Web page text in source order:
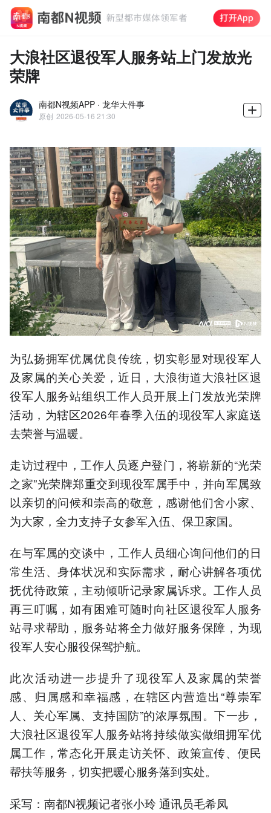
大浪社区退役军人服务站上门发放光
荣牌
南都N视频APP · 龙华大件事
原创 2026-05-16 21:30
为弘扬拥军优属优良传统，切实彰显对现役军人
及家属的关心关爱，近日，大浪街道大浪社区退
役军人服务站组织工作人员开展上门发放光荣牌
活动，为辖区2026年春季入伍的现役军人家庭送
去荣誉与温暖。
走访过程中，工作人员逐户登门，将崭新的“光荣
之家”光荣牌郑重交到现役军属手中，并向军属致
以亲切的问候和崇高的敬意，感谢他们舍小家、
为大家，全力支持子女参军入伍、保卫家国。
在与军属的交谈中，工作人员细心询问他们的日
常生活、身体状况和实际需求，耐心讲解各项优
抚优待政策，主动倾听记录家属诉求。工作人员
再三叮嘱，如有困难可随时向社区退役军人服务
站寻求帮助，服务站将全力做好服务保障，为现
役军人安心服役保驾护航。
此次活动进一步提升了现役军人及家属的荣誉
感、归属感和幸福感，在辖区内营造出“尊崇军
人、关心军属、支持国防”的浓厚氛围。下一步，
大浪社区退役军人服务站将持续做实做细拥军优
属工作，常态化开展走访关怀、政策宣传、便民
帮扶等服务，切实把暖心服务落到实处。
采写：南都N视频记者张小玲 通讯员毛希凤